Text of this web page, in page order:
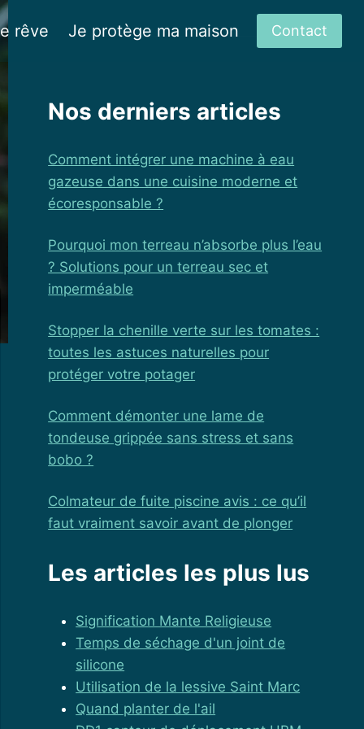
rêve Je protège ma maison Contact
Nos derniers articles
Comment intégrer une machine à eau
gazeuse dans une cuisine moderne et
écoresponsable ?
Pourquoi mon terreau n’absorbe plus l’eau
? Solutions pour un terreau sec et
imperméable
Stopper la chenille verte sur les tomates :
toutes les astuces naturelles pour
protéger votre potager
Comment démonter une lame de
tondeuse grippée sans stress et sans
bobo ?
Colmateur de fuite piscine avis : ce qu’il
faut vraiment savoir avant de plonger
Les articles les plus lus
Signification Mante Religieuse
Temps de séchage d'un joint de
silicone
Utilisation de la lessive Saint Marc
Quand planter de l'ail